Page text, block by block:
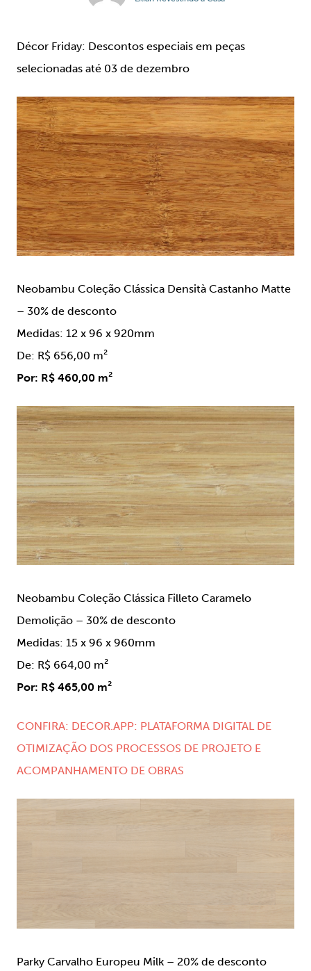
Décor Friday: Descontos especiais em peças
selecionadas até 03 de dezembro
Neobambu Coleção Clássica Densità Castanho Matte
– 30% de desconto
Medidas: 12 x 96 x 920mm
De: R$ 656,00 m²
Por: R$ 460,00 m²
Neobambu Coleção Clássica Filleto Caramelo
Demolição – 30% de desconto
Medidas: 15 x 96 x 960mm
De: R$ 664,00 m²
Por: R$ 465,00 m²
CONFIRA: DECOR.APP: PLATAFORMA DIGITAL DE
OTIMIZAÇÃO DOS PROCESSOS DE PROJETO E
ACOMPANHAMENTO DE OBRAS
Parky Carvalho Europeu Milk – 20% de desconto